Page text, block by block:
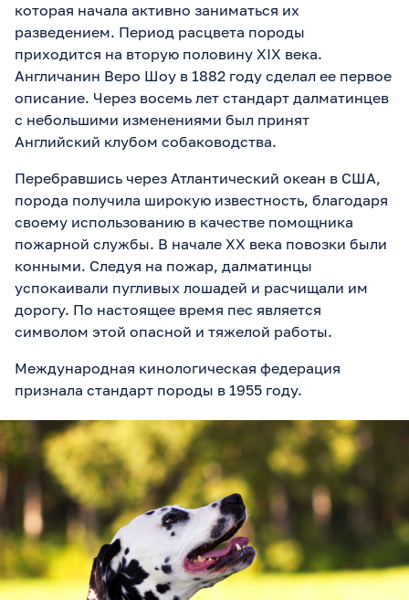
которая начала активно заниматься их
разведением. Период расцвета породы
приходится на вторую половину XIX века.
Англичанин Веро Шоу в 1882 году сделал ее первое
описание. Через восемь лет стандарт далматинцев
с небольшими изменениями был принят
Английский клубом собаководства.
Перебравшись через Атлантический океан в США,
порода получила широкую известность, благодаря
своему использованию в качестве помощника
пожарной службы. В начале XX века повозки были
конными. Следуя на пожар, далматинцы
успокаивали пугливых лошадей и расчищали им
дорогу. По настоящее время пес является
символом этой опасной и тяжелой работы.
Международная кинологическая федерация
признала стандарт породы в 1955 году.